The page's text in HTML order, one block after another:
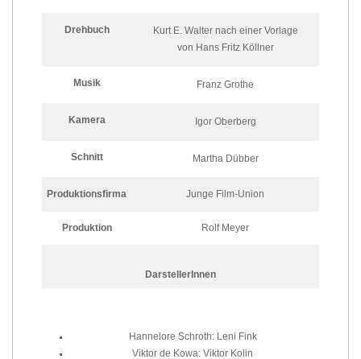
Drehbuch
Kurt E. Walter nach einer Vorlage
von Hans Fritz Köllner
Musik Franz Grothe
Kamera Igor Oberberg
Schnitt Martha Dübber
Produktionsfirma Junge Film-Union
Produktion Rolf Meyer
DarstellerInnen
Hannelore Schroth: Leni Fink
Viktor de Kowa: Viktor Kolin